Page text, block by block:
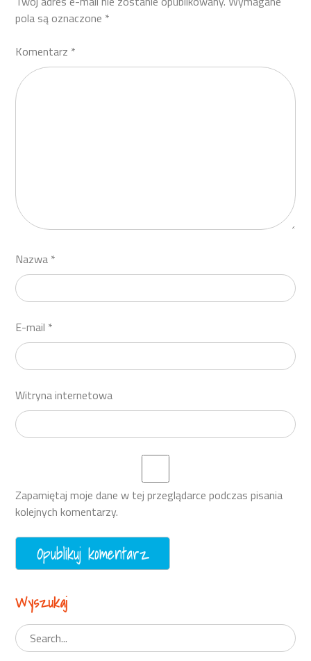
pola są oznaczone *
Komentarz *
Nazwa *
E-mail *
Witryna internetowa
Zapamiętaj moje dane w tej przeglądarce podczas pisania
kolejnych komentarzy.
Wyszukaj